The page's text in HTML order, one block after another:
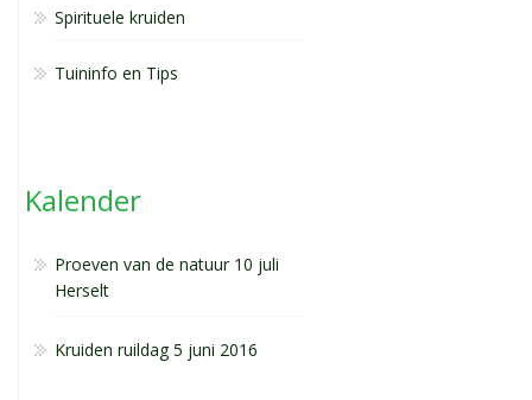
Spirituele kruiden
Tuininfo en Tips
Kalender
Proeven van de natuur 10 juli
Herselt
Kruiden ruildag 5 juni 2016